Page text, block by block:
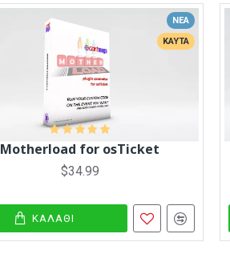
ΝΈΑ
ΚΑΥΤΆ
Motherload for osTicket
$34.99
ΚΑΛΆΘΙ